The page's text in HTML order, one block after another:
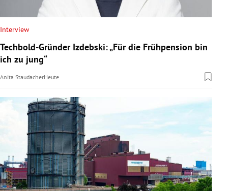
Interview
Techbold-Gründer Izdebski: „Für die Frühpension bin
ich zu jung“
Anita StaudacherHeute